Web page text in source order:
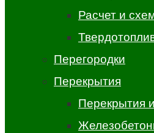
Расчет и
Перегородки
Перекрытия
Перекрытия